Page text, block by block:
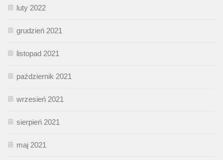
luty 2022
grudzień 2021
listopad 2021
październik 2021
wrzesień 2021
sierpień 2021
maj 2021